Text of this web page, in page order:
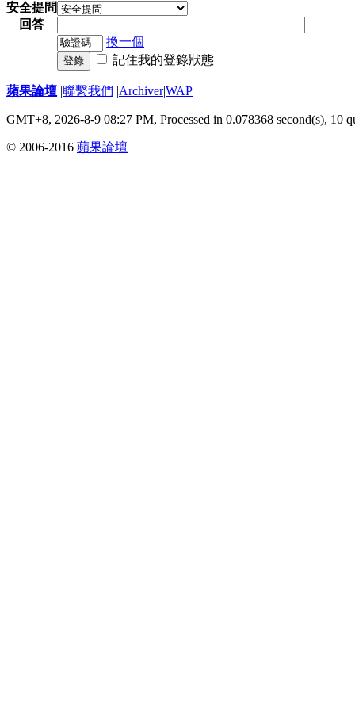
安全提問
回答
換一個
登錄 記住我的登錄狀態
蘋果論壇 |聯繫我們 |Archiver|WAP
GMT+8, 2026-8-9 08:27 PM, Processed in 0.078368 second(s), 10
© 2006-2016 蘋果論壇